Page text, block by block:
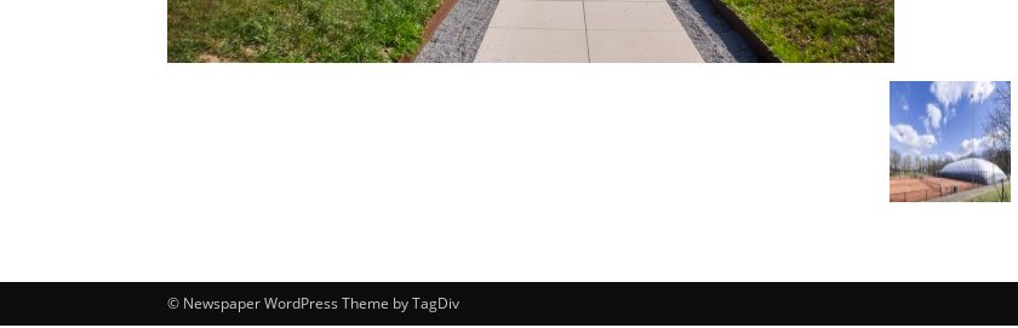
© Newspaper WordPress Theme by TagDiv